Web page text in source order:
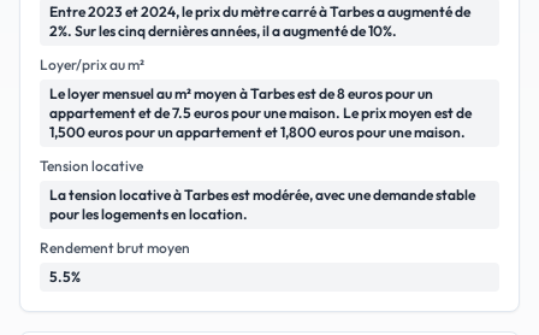
Entre 2023 et 2024, le prix du mètre carré à Tarbes a augmenté de
2%. Sur les cinq dernières années, il a augmenté de 10%.
Loyer/prix au m²
Le loyer mensuel au m² moyen à Tarbes est de 8 euros pour un
appartement et de 7.5 euros pour une maison. Le prix moyen est de
1,500 euros pour un appartement et 1,800 euros pour une maison.
Tension locative
La tension locative à Tarbes est modérée, avec une demande stable
pour les logements en location.
Rendement brut moyen
5.5%